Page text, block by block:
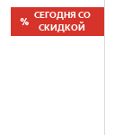
СЕГОДНЯ СО
СКИДКОЙ